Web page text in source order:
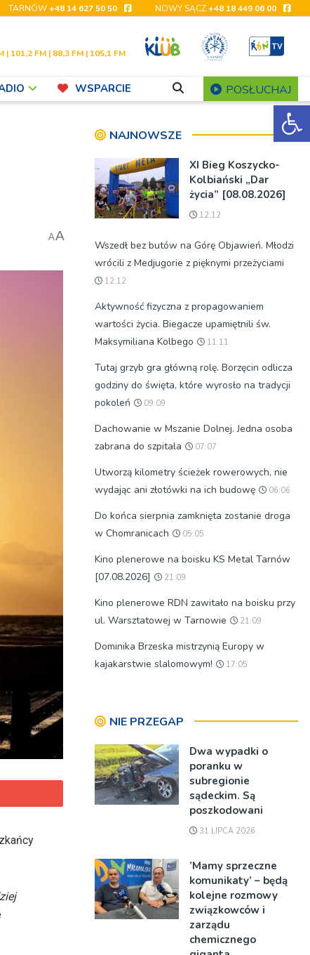
TARNÓW+48 14 627 50 50 NOWY SĄCZ+48 18 449 06 00
| 101,2 FM | 88,3 FM | 105,1 FM
WSPARCIE POSŁUCHAJ
AA
NAJNOWSZE
XI Bieg Koszycko-
Kolbiański „Dar
życia” [08.08.2026]
12:12
Wszedł bez butów na Górę Objawień. Młodzi
wrócili z Medjugorie z pięknymi przeżyciami
12:12
Aktywność fizyczna z propagowaniem
wartości życia. Biegacze upamiętnili św.
Maksymiliana Kolbego
11:11
Tutaj grzyb gra główną rolę. Borzęcin odlicza
godziny do święta, które wyrosło na tradycji
pokoleń
09:09
Dachowanie w Mszanie Dolnej. Jedna osoba
zabrana do szpitala
07:07
Utworzą kilometry ścieżek rowerowych, nie
wydając ani złotówki na ich budowę
06:06
Do końca sierpnia zamknięta zostanie droga
w Chomranicach
05:05
Kino plenerowe na boisku KS Metal Tarnów
[07.08.2026]
21:09
Kino plenerowe RDN zawitało na boisku przy
ul. Warsztatowej w Tarnowie
21:09
Dominika Brzeska mistrzynią Europy w
kajakarstwie slalomowym!
17:05
NIE PRZEGAP
Dwa wypadki o
poranku w
subregionie
sądeckim. Są
poszkodowani
31 LIPCA 2026
’Mamy sprzeczne
komunikaty’ – będą
kolejne rozmowy
związkowców i
zarządu
chemicznego